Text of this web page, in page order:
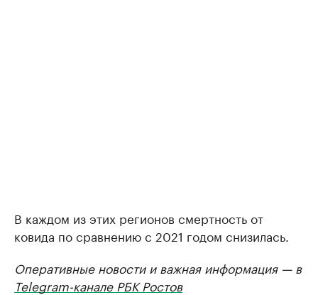
В каждом из этих регионов смертность от
ковида по сравнению с 2021 годом снизилась.
Оперативные новости и важная информация — в
Telegram-канале РБК Ростов